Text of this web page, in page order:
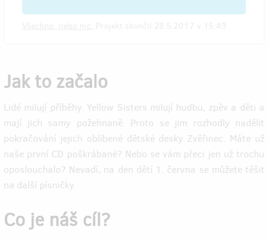
Jak to začalo
Lidé milují příběhy. Yellow Sisters milují hudbu, zpěv a děti a
mají jich samy požehnaně. Proto se jim rozhodly nadělit
pokračování jejich oblíbené dětské desky Zvěřinec. Máte už
naše první CD poškrábané? Nebo se vám přeci jen už trochu
oposlouchalo? Nevadí, na den dětí 1. června se můžete těšit
na další písničky.
Co je náš cíl?